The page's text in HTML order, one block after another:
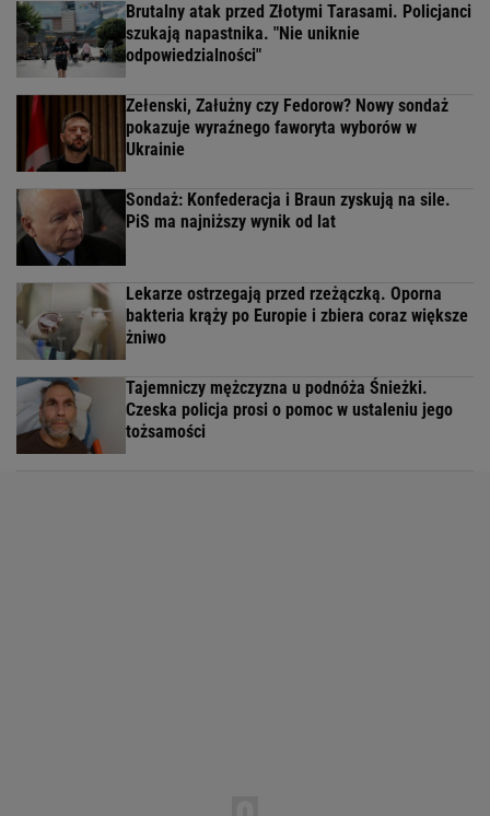
Brutalny atak przed Złotymi Tarasami. Policjanci
szukają napastnika. "Nie uniknie
odpowiedzialności"
Zełenski, Załużny czy Fedorow? Nowy sondaż
pokazuje wyraźnego faworyta wyborów w
Ukrainie
Sondaż: Konfederacja i Braun zyskują na sile.
PiS ma najniższy wynik od lat
Lekarze ostrzegają przed rzeżączką. Oporna
bakteria krąży po Europie i zbiera coraz większe
żniwo
Tajemniczy mężczyzna u podnóża Śnieżki.
Czeska policja prosi o pomoc w ustaleniu jego
tożsamości